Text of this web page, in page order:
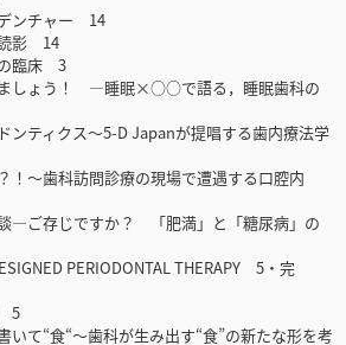
ンチャー 14
読影 14
臨床 3
ましょう！ ―睡眠×○○で語る，睡眠歯科の
ンティクス～5-D Japanが提唱する歯内療法学
！～歯科訪問診療の現場で遭遇する口腔内
―ご存じですか？ 「肥満」と「糖尿病」の
PERIODONTAL THERAPY 5・完
5
いて“食“～歯科が生み出す“食”の新たな形を考